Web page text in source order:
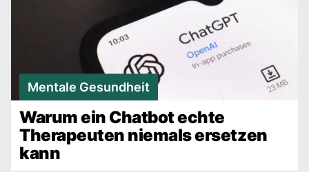
Mentale Gesundheit
Warum ein Chatbot echte
Therapeuten niemals ersetzen
kann